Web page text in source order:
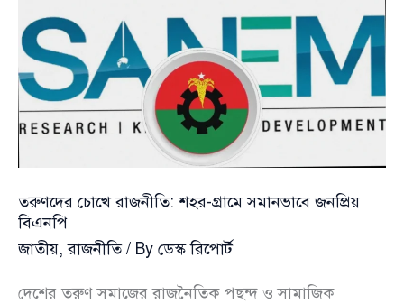
তরুণদের চোখে রাজনীতি: শহর-গ্রামে সমানভাবে জনপ্রিয়
বিএনপি
জাতীয়,রাজনীতি/ By ডেস্ক রিপোর্ট
দেশের তরুণ সমাজের রাজনৈতিক পছন্দ ও সামাজিক